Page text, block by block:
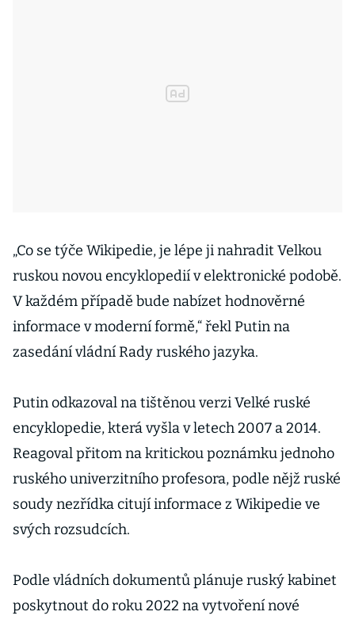
„Co se týče Wikipedie, je lépe ji nahradit Velkou
ruskou novou encyklopedií v elektronické podobě.
V každém případě bude nabízet hodnověrné
informace v moderní formě,“ řekl Putin na
zasedání vládní Rady ruského jazyka.
Putin odkazoval na tištěnou verzi Velké ruské
encyklopedie, která vyšla v letech 2007 a 2014.
Reagoval přitom na kritickou poznámku jednoho
ruského univerzitního profesora, podle nějž ruské
soudy nezřídka citují informace z Wikipedie ve
svých rozsudcích.
Podle vládních dokumentů plánuje ruský kabinet
poskytnout do roku 2022 na vytvoření nové